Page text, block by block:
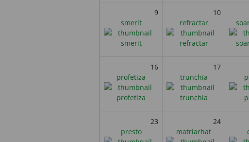
9
smerit
10
refractar
16
profetiza
17
trunchia
23
presto
24
matriarhat